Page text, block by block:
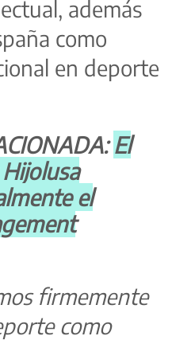
además
como
en deporte
El
el
firmemente
como